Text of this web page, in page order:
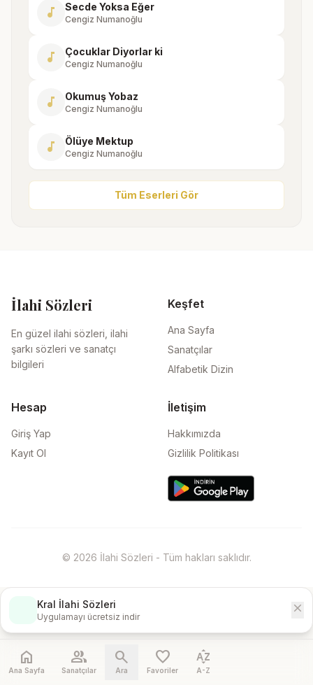
music_note Secde Yoksa Eğer
Cengiz Numanoğlu
music_note Çocuklar Diyorlar ki
Cengiz Numanoğlu
music_note Okumuş Yobaz
Cengiz Numanoğlu
music_note Ölüye Mektup
Cengiz Numanoğlu
Tüm Eserleri Gör
İlahi Sözleri
En güzel ilahi sözleri, ilahi
şarkı sözleri ve sanatçı
bilgileri
Keşfet
Ana Sayfa
Sanatçılar
Alfabetik Dizin
Hesap
Giriş Yap
Kayıt Ol
İletişim
Hakkımızda
Gizlilik Politikası
© 2026 İlahi Sözleri - Tüm hakları saklıdır.
Kral İlahi Sözleri
Uygulamayı ücretsiz indir
close
home
Ana Sayfa
people
Sanatçılar
search
Ara
favorite
Favoriler
sort_by_alpha
A-Z